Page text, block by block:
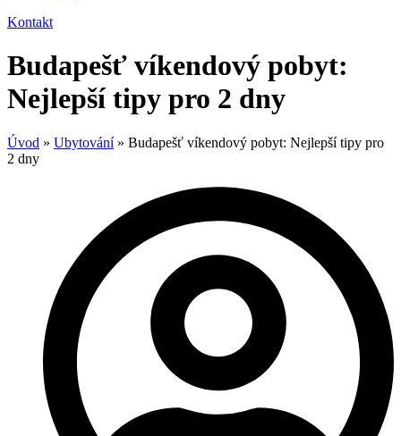
Kontakt
Budapešť víkendový pobyt:
Nejlepší tipy pro 2 dny
Úvod » Ubytování» Budapešť víkendový pobyt: Nejlepší tipy pro
2 dny